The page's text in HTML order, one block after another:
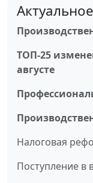
Актуальное
ТОП-25
августе
Налоговая
Поступление в